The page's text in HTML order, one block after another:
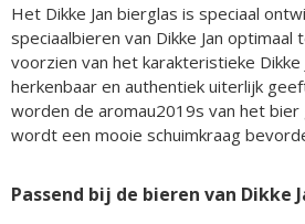
Het Dikke Jan bierglas is speciaal
speciaalbieren van Dikke Jan
voorzien van het karakteristieke
herkenbaar en authentiek uiterlijk
worden de aromau2019s van het
wordt een mooie schuimkraag
Passend bij de bieren van Dikke